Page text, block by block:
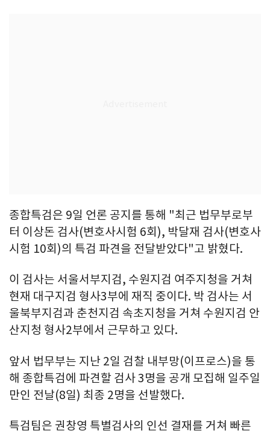
종합특검은 9일 언론 공지를 통해 "최근 법무부로부
터 이상돈 검사(변호사시험 6회), 박달재 검사(변호사
시험 10회)의 특검 파견을 전달받았다"고 밝혔다.
이 검사는 서울서부지검, 수원지검 여주지청을 거쳐
현재 대구지검 형사3부에 재직 중이다. 박 검사는 서
울북부지검과 춘천지검 속초지청을 거쳐 수원지검 안
산지청 형사2부에서 근무하고 있다.
앞서 법무부는 지난 2일 검찰 내부망(이프로스)을 통
해 종합특검에 파견할 검사 3명을 공개 모집해 일주일
만인 전날(8일) 최종 2명을 선발했다.
특검팀은 권창영 특별검사의 인선 결재를 거쳐 빠른